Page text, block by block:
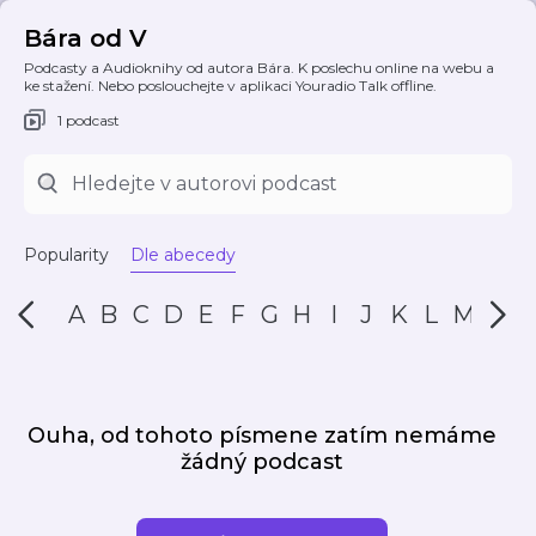
Bára od V
Podcasty a Audioknihy od autora Bára. K poslechu online na webu a
ke stažení. Nebo poslouchejte v aplikaci Youradio Talk offline.
1 podcast
Popularity Dle abecedy
A B C D E F G H I J K L M N
Ouha, od tohoto písmene zatím nemáme
žádný podcast